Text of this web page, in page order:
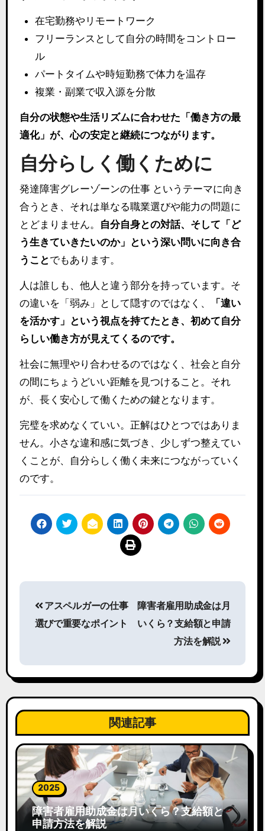
在宅勤務やリモートワーク
フリーランスとして自分の時間をコントロー
ル
パートタイムや時短勤務で体力を温存
複業・副業で収入源を分散
自分の状態や生活リズムに合わせた「働き方の最
適化」が、心の安定と継続につながります。
自分らしく働くために
発達障害グレーゾーンの仕事 というテーマに向き
合うとき、それは単なる職業選びや能力の問題に
とどまりません。
自分自身との対話、そして「ど
う生きていきたいのか」という深い問いに向き合
うことでもあります。
人は誰しも、他人と違う部分を持っています。そ
の違いを「弱み」として隠すのではなく、
「違い
を活かす」という視点を持てたとき、初めて自分
らしい働き方が見えてくるのです。
社会に無理やり合わせるのではなく、社会と自分
の間にちょうどいい距離を見つけること。それ
が、長く安心して働くための鍵となります。
完璧を求めなくていい。正解はひとつではありま
せん。小さな違和感に気づき、少しずつ整えてい
くことが、自分らしく働く未来につながっていく
のです。
navigation
アスペルガーの仕事
選びで重要なポイント
障害者雇用助成金は月
いくら？支給額と申請
方法を解説
関連記事
2025
障害者雇用助成金は月いくら？支給額と
申請方法を解説